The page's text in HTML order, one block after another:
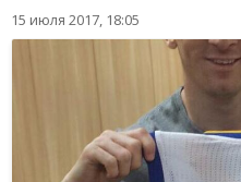
15 июля 2017, 18:05